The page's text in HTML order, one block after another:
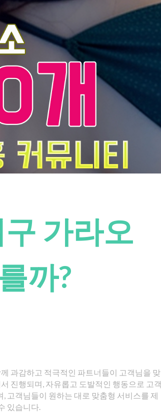
가라오
까?
과감하고 적극적인 파트너들이 고객님을 맞
진행되며, 자유롭고 도발적인 행동으로 고객
고객님들이 원하는 대로 맞춤형 서비스를 제
있습니다.